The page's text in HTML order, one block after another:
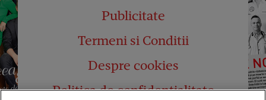
Publicitate
Termeni si Conditii
Despre cookies
Politica de confidențialitate